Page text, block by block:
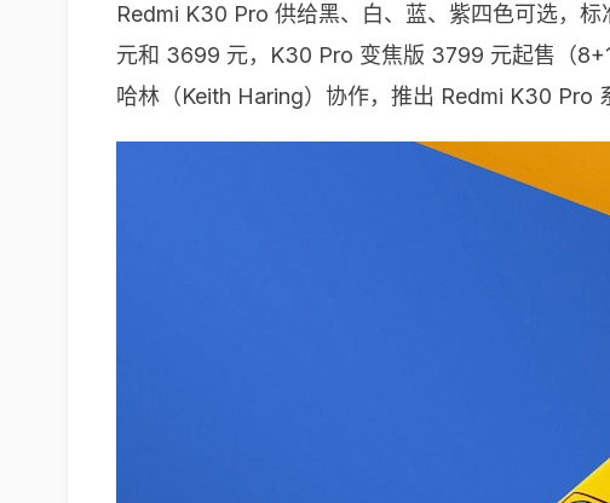
Redmi K30 Pro 供给黑、白、蓝、紫四色可选，
元和 3699 元，K30 Pro 变焦版 3799 元起售（
哈林（Keith Haring）协作，推出 Redmi K30 Pro